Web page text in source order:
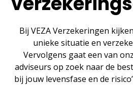
Bij VEZA Verzekeringen
unieke situatie en
Vervolgens gaat een van
adviseurs op zoek naar de
bij jouw levensfase en de